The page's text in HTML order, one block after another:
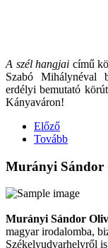
A szél hangjai című
Szabó Mihálynéval
erdélyi bemutató
Kányaváron!
Előző
Tovább
Murányi Sándor
Murányi Sándor
magyar irodalomba,
Székelyudvarhelyről